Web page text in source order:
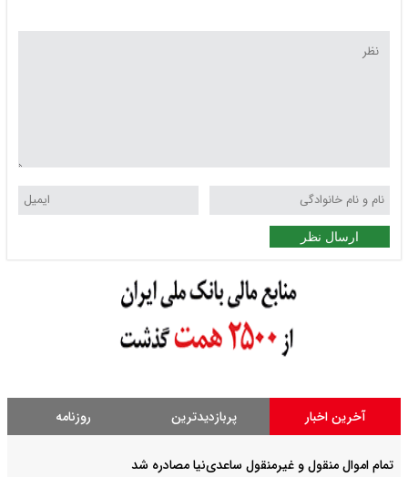
ارسال نظر
آخرین اخبار پربازدیدترین روزنامه
تمام اموال منقول و غیرمنقول ساعدی‌نیا مصادره شد